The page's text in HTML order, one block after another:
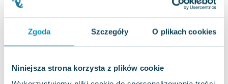
Zgoda Szczegóły O plikach cookies
Niniejsza strona korzysta z plików cookie
Córka z Norwegii. Cykl Utracone córki. Tom